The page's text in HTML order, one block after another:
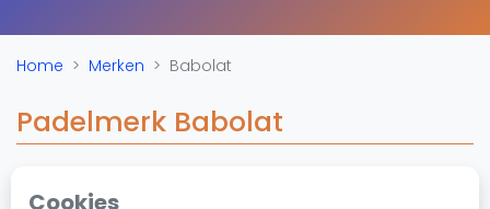
Cookies
Blog artikelen
Vragen over padel
Overige
Home Merken Babolat
Padelmerk Babolat